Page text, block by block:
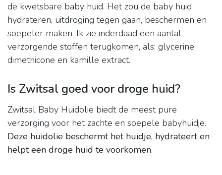
de kwetsbare baby huid. Het zou de baby huid
hydrateren, uitdroging tegen gaan, beschermen en
soepeler maken. Ik zie inderdaad een aantal
verzorgende stoffen terugkomen, als: glycerine,
dimethicone en kamille extract.
Is Zwitsal goed voor droge huid?
Zwitsal Baby Huidolie biedt de meest pure
verzorging voor het zachte en soepele babyhuidje.
Deze huidolie beschermt het huidje, hydrateert en
helpt een droge huid te voorkomen.